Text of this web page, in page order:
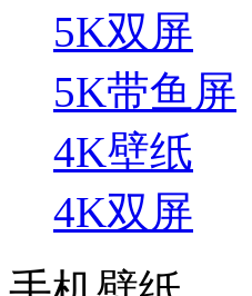
5K双屏
5K带鱼屏
4K壁纸
4K双屏